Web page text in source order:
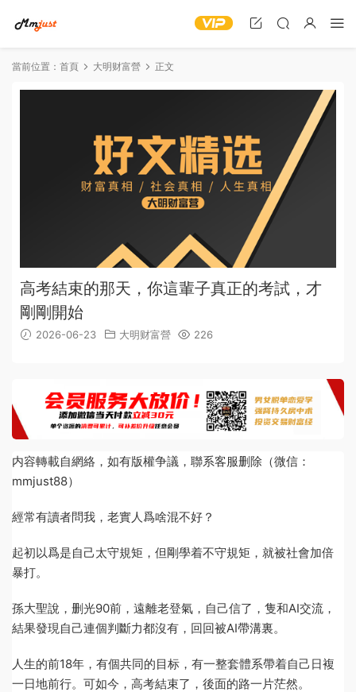
當前位置： 首頁 大明财富營 正文
高考結束的那天，你這輩子真正的考試，才
剛剛開始
2026-06-23 大明财富營 226
内容轉載自網絡，如有版權争議，聯系客服删除（微信：
mmjust88）
經常有讀者問我，老實人爲啥混不好？
起初以爲是自己太守規矩，但剛學着不守規矩，就被社會加倍
暴打。
孫大聖說，删光90前，遠離老登氣，自己信了，隻和AI交流，
結果發現自己連個判斷力都沒有，回回被AI帶溝裏。
人生的前18年，有個共同的目标，有一整套體系帶着自己日複
一日地前行。可如今，高考結束了，後面的路一片茫然。